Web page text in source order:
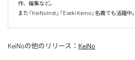
作、編集など。
また『KeiNoInst』『Eseki Keino』名義でも活躍中。
KeiNoの他のリリース： KeiNo